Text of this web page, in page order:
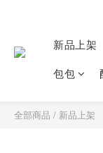
新品上架
包包
全部商品 / 新品上架